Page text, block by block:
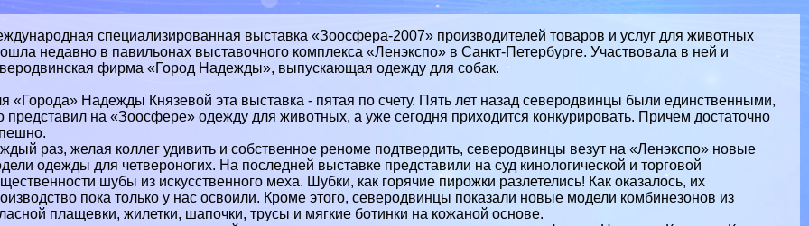
специализированная выставка «Зоосфера-2007» производителей товаров и услуг для животных
недавно в павильонах выставочного комплекса «Ленэкспо» в Санкт-Петербурге. Участвовала в ней и
фирма «Город Надежды», выпускающая одежду для собак.
«Города» Надежды Князевой эта выставка - пятая по счету. Пять лет назад северодвинцы были единственными,
представил на «Зоосфере» одежду для животных, а уже сегодня приходится конкурировать. Причем достаточно
раз, желая коллег удивить и собственное реноме подтвердить, северодвинцы везут на «Ленэкспо» новые
одежды для четвероногих. На последней выставке представили на суд кинологической и торговой
шубы из искусственного меха. Шубки, как горячие пирожки разлетелись! Как оказалось, их
пока только у нас освоили. Кроме этого, северодвинцы показали новые модели комбинезонов из
плащевки, жилетки, шапочки, трусы и мягкие ботинки на кожаной основе.